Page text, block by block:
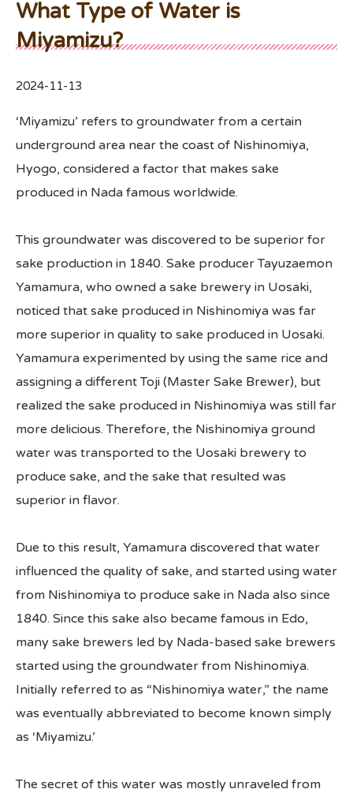
SSSIA Membership
2020 CA Sake Challenge
2019 CA Sake Challenge
World Sake Day
Sake Video
All Japan News Blog
Contact
All Japan News, Inc
What Type of Water is
Miyamizu?
2024-11-13
‘Miyamizu’ refers to groundwater from a certain
underground area near the coast of Nishinomiya,
Hyogo, considered a factor that makes sake
produced in Nada famous worldwide.
This groundwater was discovered to be superior for
sake production in 1840. Sake producer Tayuzaemon
Yamamura, who owned a sake brewery in Uosaki,
noticed that sake produced in Nishinomiya was far
more superior in quality to sake produced in Uosaki.
Yamamura experimented by using the same rice and
assigning a different Toji (Master Sake Brewer), but
realized the sake produced in Nishinomiya was still far
more delicious. Therefore, the Nishinomiya ground
water was transported to the Uosaki brewery to
produce sake, and the sake that resulted was
superior in flavor.
Due to this result, Yamamura discovered that water
influenced the quality of sake, and started using water
from Nishinomiya to produce sake in Nada also since
1840. Since this sake also became famous in Edo,
many sake brewers led by Nada-based sake brewers
started using the groundwater from Nishinomiya.
Initially referred to as “Nishinomiya water,” the name
was eventually abbreviated to become known simply
as ‘Miyamizu.’
The secret of this water was mostly unraveled from